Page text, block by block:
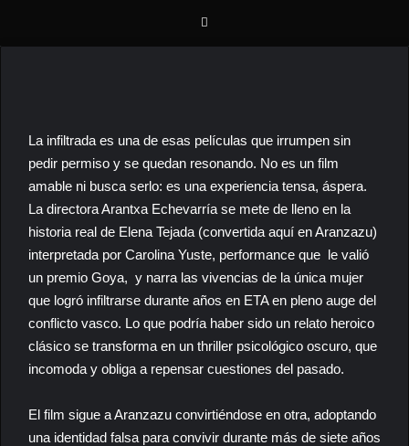
La infiltrada es una de esas películas que irrumpen sin
pedir permiso y se quedan resonando. No es un film
amable ni busca serlo: es una experiencia tensa, áspera.
La directora Arantxa Echevarría se mete de lleno en la
historia real de Elena Tejada (convertida aquí en Aranzazu)
interpretada por Carolina Yuste, performance que le valió
un premio Goya, y narra las vivencias de la única mujer
que logró infiltrarse durante años en ETA en pleno auge del
conflicto vasco. Lo que podría haber sido un relato heroico
clásico se transforma en un thriller psicológico oscuro, que
incomoda y obliga a repensar cuestiones del pasado.
El film sigue a Aranzazu convirtiéndose en otra, adoptando
una identidad falsa para convivir durante más de siete años